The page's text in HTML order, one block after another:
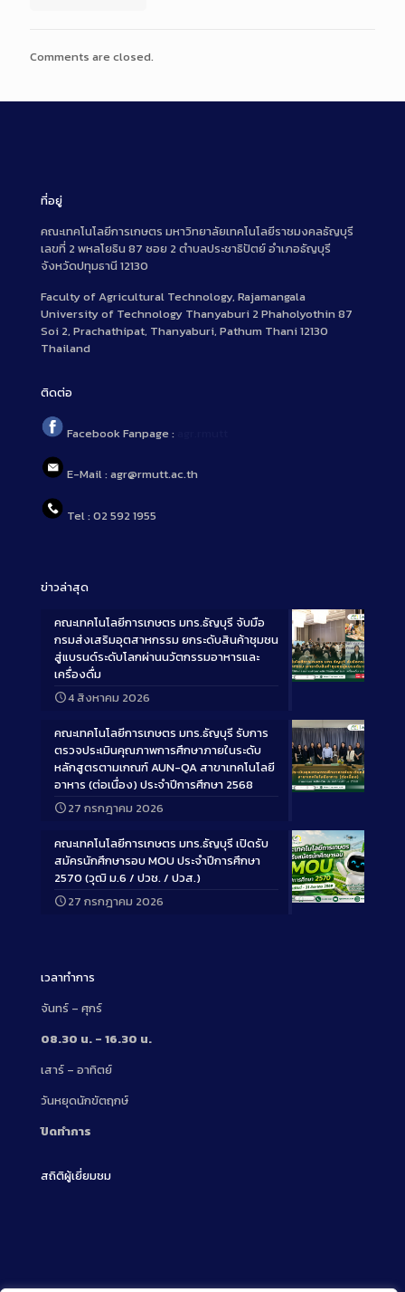
Comments are closed.
ที่อยู่
คณะเทคโนโลยีการเกษตร มหาวิทยาลัยเทคโนโลยีราชมงคลธัญบุรี
เลขที่ 2 พหลโยธิน 87 ซอย 2 ตำบลประชาธิปัตย์ อำเภอธัญบุรี
จังหวัดปทุมธานี 12130
Faculty of Agricultural Technology, Rajamangala
University of Technology Thanyaburi 2 Phaholyothin 87
Soi 2, Prachathipat, Thanyaburi, Pathum Thani 12130
Thailand
ติดต่อ
Facebook Fanpage :
E-Mail : agr@rmutt.ac.th
Tel : 02 592 1955
ข่าวล่าสุด
Long
คณะเทคโนโลยีการเกษตร มทร.ธัญบุรี จับมือ
กรมส่งเสริมอุตสาหกรรม ยกระดับสินค้าชุมชน
สู่แบรนด์ระดับโลกผ่านนวัตกรรมอาหารและ
เครื่องดื่ม
4 สิงหาคม 2026
Long
คณะเทคโนโลยีการเกษตร มทร.ธัญบุรี รับการ
ตรวจประเมินคุณภาพการศึกษาภายในระดับ
หลักสูตรตามเกณฑ์ AUN-QA สาขาเทคโนโลยี
อาหาร (ต่อเนื่อง) ประจำปีการศึกษา 2568
27 กรกฎาคม 2026
Long
คณะเทคโนโลยีการเกษตร มทร.ธัญบุรี เปิดรับ
สมัครนักศึกษารอบ MOU ประจำปีการศึกษา
2570 (วุฒิ ม.6 / ปวช. / ปวส.)
27 กรกฎาคม 2026
เวลาทำการ
จันทร์ – ศุกร์
08.30 น. – 16.30 น.
เสาร์ – อาทิตย์
วันหยุดนักขัตฤกษ์
ปิดทำการ
สถิติผู้เยี่ยมชม